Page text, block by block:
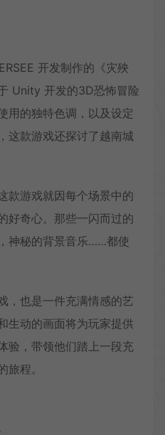
开发制作的《灾殃
Unity 开发的3D恐怖冒险
用的独特色调，以及设定
这款游戏还探讨了越南城
款游戏就因每个场景中的
好奇心。那些一闪而过的
神秘的背景音乐……都使
，也是一件充满情感的艺
生动的画面将为玩家提供
验，带领他们踏上一段充
程。